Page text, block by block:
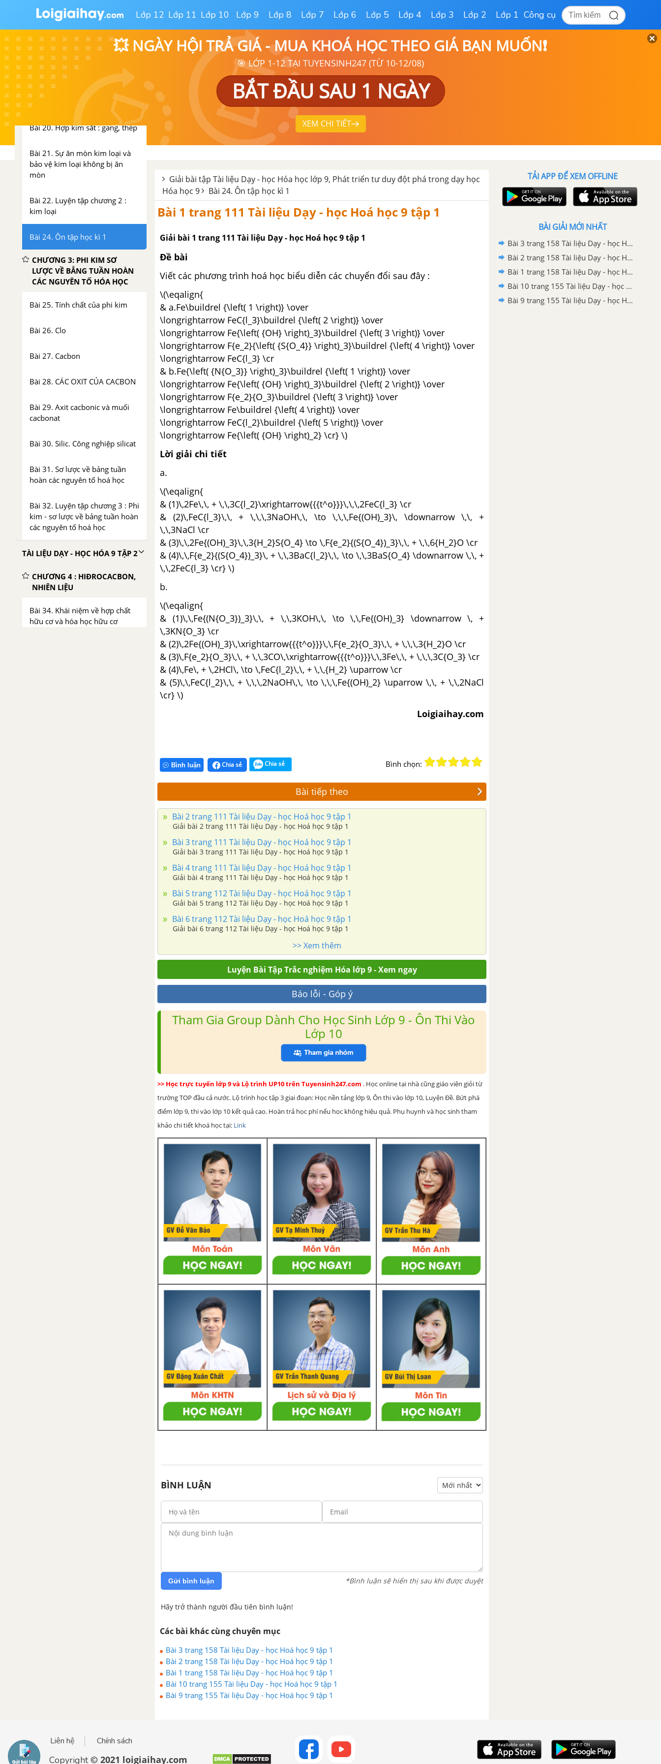
Lớp 12 Lớp 11 Lớp 10 Lớp 9 Lớp 8 Lớp 7 Lớp 6 Lớp 5 Lớp 4 Lớp 3 Lớp 2 Lớp 1 Công cụ
💥 NGÀY HỘI TRẢ GIÁ - MUA KHOÁ HỌC THEO GIÁ BẠN MUỐN❗
🎯 LỚP 1-12 TẠI TUYENSINH247 (TỪ 10-12/08)
BẮT ĐẦU SAU 1 NGÀY
XEM CHI TIẾT
kim loại
Bài 17. Dãy hoạt động hoá học
của kim loại
Bài 18: Nhôm
Bài 19: Sắt
Bài 20. Hợp kim sắt : gang, thép
Bài 21. Sự ăn mòn kim loại và
bảo vệ kim loại không bị ăn
mòn
Bài 22. Luyện tập chương 2 :
kim loại
Bài 24. Ôn tập học kì 1
CHƯƠNG 3: PHI KIM SƠ
LƯỢC VỀ BẲNG TUẦN HOÀN
CÁC NGUYÊN TỐ HÓA HỌC
Bài 25. Tính chất của phi kim
Bài 26. Clo
Bài 27. Cacbon
Bài 28. CÁC OXIT CỦA CACBON
Bài 29. Axit cacbonic và muối
cacbonat
Bài 30. Silic. Công nghiệp silicat
Bài 31. Sơ lược về bảng tuần
hoàn các nguyên tố hoá học
Bài 32. Luyện tập chương 3 : Phi
kim - sơ lược về bảng tuần hoàn
các nguyên tố hoá học
TÀI LIỆU DẠY - HỌC HÓA 9 TẬP 2
CHƯƠNG 4 : HIĐROCACBON,
NHIÊN LIỆU
Bài 34. Khái niệm về hợp chất
hữu cơ và hóa học hữu cơ
Giải bài tập Tài liệu Dạy - học Hóa học lớp 9, Phát triển tư duy đột phá trong dạy học
Hóa học 9
Bài 24. Ôn tập học kì 1
Bài 1 trang 111 Tài liệu Dạy - học Hoá học 9 tập 1
Giải bài 1 trang 111 Tài liệu Dạy - học Hoá học 9 tập 1
Đề bài
Viết các phương trình hoá học biểu diễn các chuyển đổi sau đây :
\(\eqalign{
& a.Fe\buildrel {\left( 1 \right)} \over
\longrightarrow FeC{l_3}\buildrel {\left( 2 \right)} \over
\longrightarrow Fe{\left( {OH} \right)_3}\buildrel {\left( 3 \right)} \over
\longrightarrow F{e_2}{\left( {S{O_4}} \right)_3}\buildrel {\left( 4 \right)} \over
\longrightarrow FeC{l_3} \cr
& b.Fe{\left( {N{O_3}} \right)_3}\buildrel {\left( 1 \right)} \over
\longrightarrow Fe{\left( {OH} \right)_3}\buildrel {\left( 2 \right)} \over
\longrightarrow F{e_2}{O_3}\buildrel {\left( 3 \right)} \over
\longrightarrow Fe\buildrel {\left( 4 \right)} \over
\longrightarrow FeC{l_2}\buildrel {\left( 5 \right)} \over
\longrightarrow Fe{\left( {OH} \right)_2} \cr} \)
Lời giải chi tiết
a.
\(\eqalign{
& (1)\,2Fe\,\, + \,\,3C{l_2}\xrightarrow{{{t^o}}}\,\,\,2FeC{l_3} \cr
& (2)\,FeC{l_3}\,\, + \,\,\,3NaOH\,\, \to \,\,\,Fe{(OH)_3}\, \downarrow \,\, +
\,\,3NaCl \cr
& (3)\,\,2Fe{(OH)_3}\,\,3{H_2}S{O_4} \to \,F{e_2}{(S{O_4})_3}\,\, + \,\,6{H_2}O \cr
& (4)\,\,F{e_2}{(S{O_4})_3}\, + \,\,3BaC{l_2}\,\, \to \,\,3BaS{O_4} \downarrow \,\, +
\,\,2FeC{l_3} \cr} \)
b.
\(\eqalign{
& (1)\,\,Fe{(N{O_3})_3}\,\, + \,\,3KOH\,\, \to \,\,Fe{(OH)_3} \downarrow \, +
\,3KN{O_3} \cr
& (2)\,2Fe{(OH)_3}\,\xrightarrow{{{t^o}}}\,\,F{e_2}{O_3}\,\, + \,\,\,3{H_2}O \cr
& (3)\,F{e_2}{O_3}\,\, + \,\,3CO\,\xrightarrow{{{t^o}}}\,\,3Fe\,\, + \,\,\,3C{O_3} \cr
& (4)\,Fe\, + \,2HCl\, \to \,FeC{l_2}\,\, + \,\,{H_2} \uparrow \cr
& (5)\,\,FeC{l_2}\,\, + \,\,\,2NaOH\,\, \to \,\,\,Fe{(OH)_2} \uparrow \,\, + \,\,2NaCl
\cr} \)
Loigiaihay.com
Bình luận Chia sẻ Chia sẻ Bình chọn:
Bài tiếp theo
Bài 2 trang 111 Tài liệu Dạy - học Hoá học 9 tập 1
Giải bài 2 trang 111 Tài liệu Dạy - học Hoá học 9 tập 1
Bài 3 trang 111 Tài liệu Dạy - học Hoá học 9 tập 1
Giải bài 3 trang 111 Tài liệu Dạy - học Hoá học 9 tập 1
Bài 4 trang 111 Tài liệu Dạy - học Hoá học 9 tập 1
Giải bài 4 trang 111 Tài liệu Dạy - học Hoá học 9 tập 1
Bài 5 trang 112 Tài liệu Dạy - học Hoá học 9 tập 1
Giải bài 5 trang 112 Tài liệu Dạy - học Hoá học 9 tập 1
Bài 6 trang 112 Tài liệu Dạy - học Hoá học 9 tập 1
Giải bài 6 trang 112 Tài liệu Dạy - học Hoá học 9 tập 1
>> Xem thêm
Luyện Bài Tập Trắc nghiệm Hóa lớp 9 - Xem ngay
Báo lỗi - Góp ý
Tham Gia Group Dành Cho Học Sinh Lớp 9 - Ôn Thi Vào
Lớp 10
>> Học trực tuyến lớp 9 và Lộ trình UP10 trên Tuyensinh247.com . Học online tại nhà cũng giáo viên giỏi từ
trường TOP đầu cả nước. Lộ trình học tập 3 giai đoạn: Học nền tảng lớp 9, Ôn thi vào lớp 10, Luyện Đề. Bứt phá
điểm lớp 9, thi vào lớp 10 kết quả cao. Hoàn trả học phí nếu học không hiệu quả. Phụ huynh và học sinh tham
khảo chi tiết khoá học tại: Link
BÌNH LUẬN
Gửi bình luận *Bình luận sẽ hiển thị sau khi được duyệt
Hãy trở thành người đầu tiên bình luận!
Các bài khác cùng chuyên mục
Bài 3 trang 158 Tài liệu Dạy - học Hoá học 9 tập 1
Bài 2 trang 158 Tài liệu Dạy - học Hoá học 9 tập 1
Bài 1 trang 158 Tài liệu Dạy - học Hoá học 9 tập 1
Bài 10 trang 155 Tài liệu Dạy - học Hoá học 9 tập 1
Bài 9 trang 155 Tài liệu Dạy - học Hoá học 9 tập 1
TẢI APP ĐỂ XEM OFFLINE
BÀI GIẢI MỚI NHẤT
Bài 3 trang 158 Tài liệu Dạy - học Hoá học 9 tập 1
Bài 2 trang 158 Tài liệu Dạy - học Hoá học 9 tập 1
Bài 1 trang 158 Tài liệu Dạy - học Hoá học 9 tập 1
Bài 10 trang 155 Tài liệu Dạy - học Hoá học 9 tập 1
Bài 9 trang 155 Tài liệu Dạy - học Hoá học 9 tập 1
Liên hệ Chính sách
Copyright © 2021 loigiaihay.com